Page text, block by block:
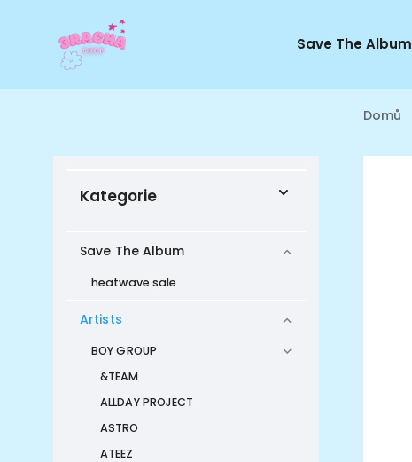
Save The Album
Domů
Kategorie
Save The Album
heatwave sale
Artists
BOY GROUP
&TEAM
ALLDAY PROJECT
ASTRO
ATEEZ